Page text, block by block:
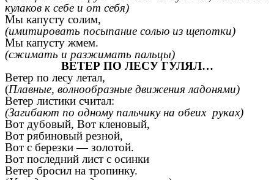
кулаков к себе и от себя)
Мы капусту солим,
(имитировать посыпание солью из щепотки)
Мы капусту жмем.
(сжимать и разжимать пальцы)
ВЕТЕР ПО ЛЕСУ ГУЛЯЛ…
Ветер по лесу летал,
(Плавные, волнообразные движения ладонями)
Ветер листики считал:
(Загибают по одному пальчику на обеих руках)
Вот дубовый, Вот кленовый,
Вот рябиновый резной,
Вот с березки — золотой.
Вот последний лист с осинки
Ветер бросил на тропинку.